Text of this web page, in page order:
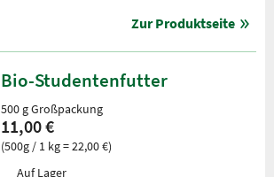
Zur Produktseite
Bio-Studentenfutter
500 g Großpackung
11,00 €
(500g / 1 kg = 22,00 €)
Auf Lager